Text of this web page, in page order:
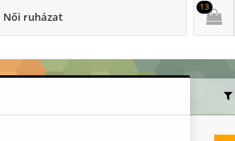
Női ruházat
13